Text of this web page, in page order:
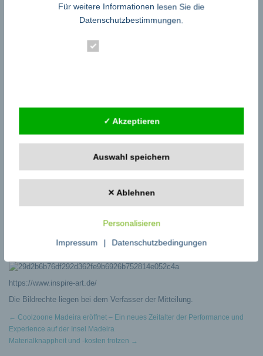
mit zeitlosen Kunstwerken, die Ihnen auch in den kommenden Jahren
Freude und ständige Inspiration schenken werden.
https://www.inspire-art.de/
Die Bildrechte liegen bei dem Verfasser der Mitteilung.
← Coolzoone Madeira eröffnet – Ein neues Zeitalter der Performance und
Experience auf der Insel Madeira
Materialknappheit und -kosten trotzen →
Für weitere Informationen lesen Sie die
Datenschutzbestimmungen.
✓ Akzeptieren
Auswahl speichern
✕ Ablehnen
Personalisieren
Impressum | Datenschutzbedingungen